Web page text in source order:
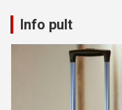
Info pult